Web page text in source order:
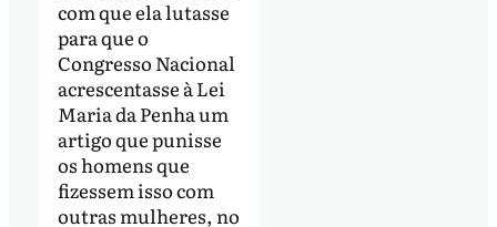
com que ela lutasse
para que o
Congresso Nacional
acrescentasse à Lei
Maria da Penha um
artigo que punisse
os homens que
fizessem isso com
outras mulheres, no